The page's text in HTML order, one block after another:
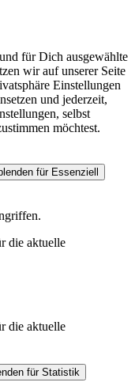
für Dich ausgewählte
wir auf unserer Seite
Einstellungen
und jederzeit,
selbst
möchtest.
für Essenziell
die aktuelle
die aktuelle
für Statistik